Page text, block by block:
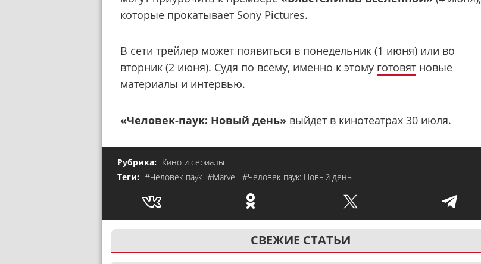
которые прокатывает Sony Pictures.
В сети трейлер может появиться в понедельник (1 июня) или во
вторник (2 июня). Судя по всему, именно к этому готовят новые
материалы и интервью.
«Человек-паук: Новый день» выйдет в кинотеатрах 30 июля.
Рубрика: Кино и сериалы
Теги: #Человек-паук #Marvel #Человек-паук: Новый день
СВЕЖИЕ СТАТЬИ